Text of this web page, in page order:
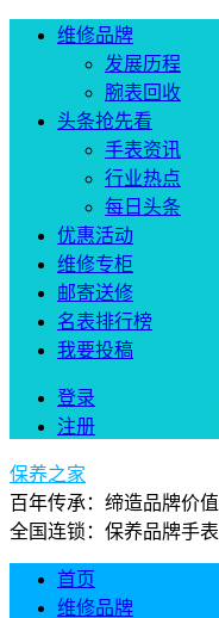
维修品牌
发展历程
腕表回收
头条抢先看
手表资讯
行业热点
每日头条
优惠活动
维修专柜
邮寄送修
名表排行榜
我要投稿
登录
注册
保养之家
百年传承：缔造品牌价值
全国连锁：保养品牌手表
首页
维修品牌